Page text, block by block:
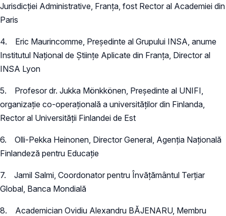
Jurisdicției Administrative, Franța, fost Rector al Academiei din
Paris
4. Eric Maurincomme, Președinte al Grupului INSA, anume
Institutul Național de Științe Aplicate din Franța, Director al
INSA Lyon
5. Profesor dr. Jukka Mönkkönen, Președinte al UNIFI,
organizație co-operațională a universităților din Finlanda,
Rector al Universității Finlandei de Est
6. Olli-Pekka Heinonen, Director General, Agenția Națională
Finlandeză pentru Educație
7. Jamil Salmi, Coordonator pentru Învățământul Terțiar
Global, Banca Mondială
8. Academician Ovidiu Alexandru BĂJENARU, Membru